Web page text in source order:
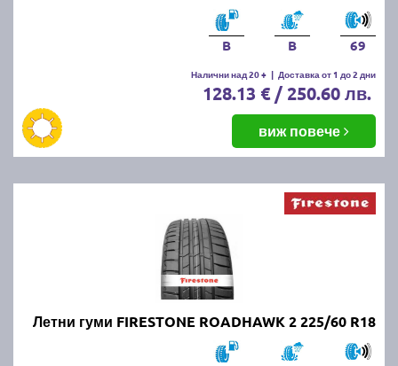
B B 69
Налични над 20 + | Доставка от 1 до 2 дни
128.13 € / 250.60 лв.
виж повече
Летни гуми FIRESTONE ROADHAWK 2 225/60 R18